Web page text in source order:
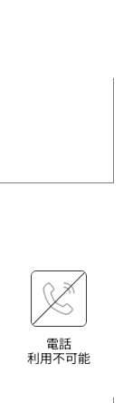
電話
利用不可能